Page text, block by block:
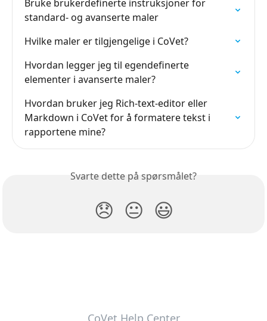
Bruke brukerdefinerte instruksjoner for
standard- og avanserte maler
Hvilke maler er tilgjengelige i CoVet?
Hvordan legger jeg til egendefinerte
elementer i avanserte maler?
Hvordan bruker jeg Rich-text-editor eller
Markdown i CoVet for å formatere tekst i
rapportene mine?
Svarte dette på spørsmålet?
😞 😐 😃
CoVet Help Center